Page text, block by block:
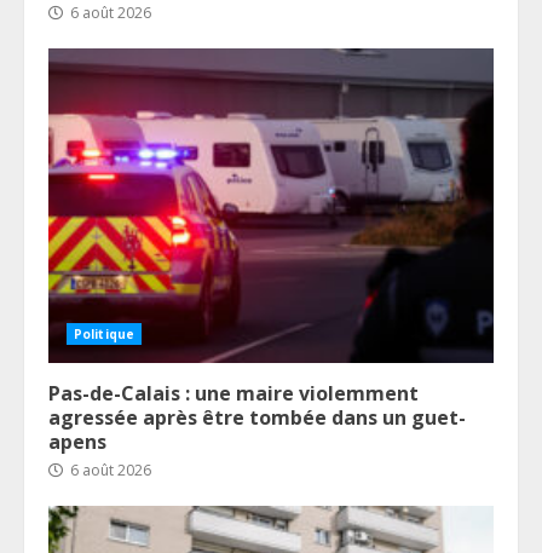
6 août 2026
Politique
Pas-de-Calais : une maire violemment
agressée après être tombée dans un guet-
apens
6 août 2026